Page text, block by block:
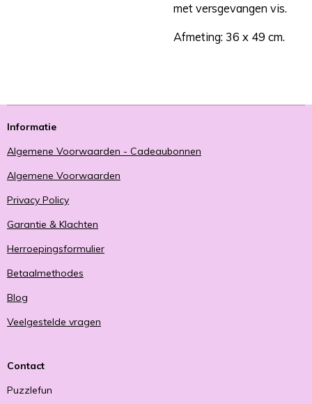
met versgevangen vis.
Afmeting: 36 x 49 cm.
Informatie
Algemene Voorwaarden - Cadeaubonnen
Algemene Voorwaarden
Privacy Policy
Garantie & Klachten
Herroepingsformulier
Betaalmethodes
Blog
Veelgestelde vragen
Contact
Puzzlefun